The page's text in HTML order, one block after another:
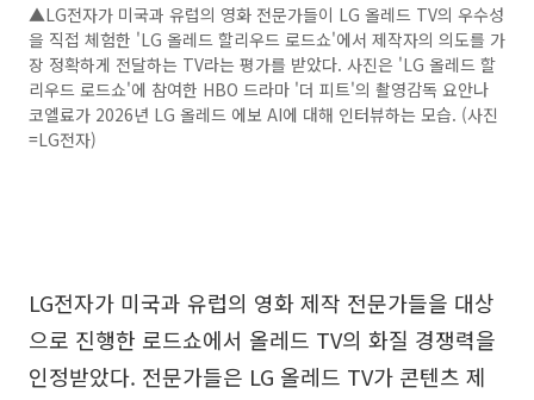
▲LG전자가 미국과 유럽의 영화 전문가들이 LG 올레드 TV의 우수성
을 직접 체험한 'LG 올레드 할리우드 로드쇼'에서 제작자의 의도를 가
장 정확하게 전달하는 TV라는 평가를 받았다. 사진은 'LG 올레드 할
리우드 로드쇼'에 참여한 HBO 드라마 '더 피트'의 촬영감독 요안나
코엘료가 2026년 LG 올레드 에보 AI에 대해 인터뷰하는 모습. (사진
=LG전자)
LG전자가 미국과 유럽의 영화 제작 전문가들을 대상
으로 진행한 로드쇼에서 올레드 TV의 화질 경쟁력을
인정받았다. 전문가들은 LG 올레드 TV가 콘텐츠 제